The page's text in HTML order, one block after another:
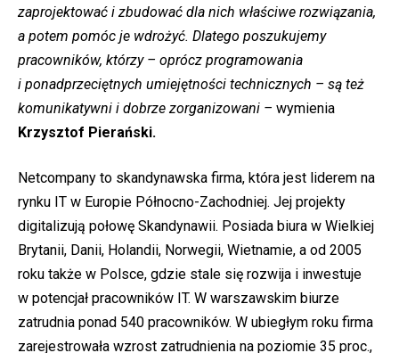
zaprojektować i zbudować dla nich właściwe rozwiązania,
a potem pomóc je wdrożyć. Dlatego poszukujemy
pracowników, którzy – oprócz programowania
i ponadprzeciętnych umiejętności technicznych – są też
komunikatywni i dobrze zorganizowani – wymienia
Krzysztof Pierański.
Netcompany to skandynawska firma, która jest liderem na
rynku IT w Europie Północno-Zachodniej. Jej projekty
digitalizują połowę Skandynawii. Posiada biura w Wielkiej
Brytanii, Danii, Holandii, Norwegii, Wietnamie, a od 2005
roku także w Polsce, gdzie stale się rozwija i inwestuje
w potencjał pracowników IT. W warszawskim biurze
zatrudnia ponad 540 pracowników. W ubiegłym roku firma
zarejestrowała wzrost zatrudnienia na poziomie 35 proc.,